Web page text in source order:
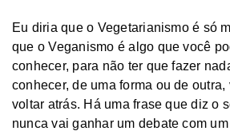
Eu diria que o Vegetarianismo é só
que o Veganismo é algo que você
conhecer, para não ter que fazer
conhecer, de uma forma ou de
voltar atrás. Há uma frase que diz o
nunca vai ganhar um debate com